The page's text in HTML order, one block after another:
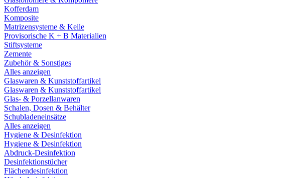
Kofferdam
Komposite
Matrizensysteme & Keile
Provisorische K + B Materialien
Stiftsysteme
Zemente
Zubehör & Sonstiges
Alles anzeigen
Glaswaren & Kunststoffartikel
Glaswaren & Kunststoffartikel
Glas- & Porzellanwaren
Schalen, Dosen & Behälter
Schubladeneinsätze
Alles anzeigen
Hygiene & Desinfektion
Hygiene & Desinfektion
Abdruck-Desinfektion
Desinfektionstücher
Flächendesinfektion